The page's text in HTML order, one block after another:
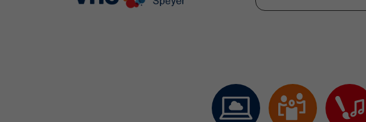
Skip to main content
Skip to page footer Startseite